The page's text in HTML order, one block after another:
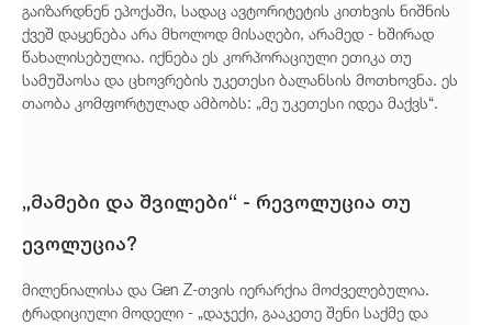
გაიზარდნენ ეპოქაში, სადაც ავტორიტეტის კითხვის ნიშნის
ქვეშ დაყენება არა მხოლოდ მისაღები, არამედ - ხშირად
წახალისებულია. იქნება ეს კორპორაციული ეთიკა თუ
სამუშაოსა და ცხოვრების უკეთესი ბალანსის მოთხოვნა. ეს
თაობა კომფორტულად ამბობს: „მე უკეთესი იდეა მაქვს“.
„მამები და შვილები“ - რევოლუცია თუ
ევოლუცია?
მილენიალისა და Gen Z-თვის იერარქია მოძველებულია.
ტრადიციული მოდელი - „დაჯექი, გააკეთე შენი საქმე და